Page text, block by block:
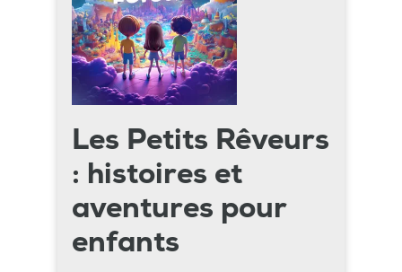
Les Petits Rêveurs
: histoires et
aventures pour
enfants